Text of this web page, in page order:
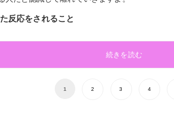
反応をされること
続きを読む
1 2 3 4